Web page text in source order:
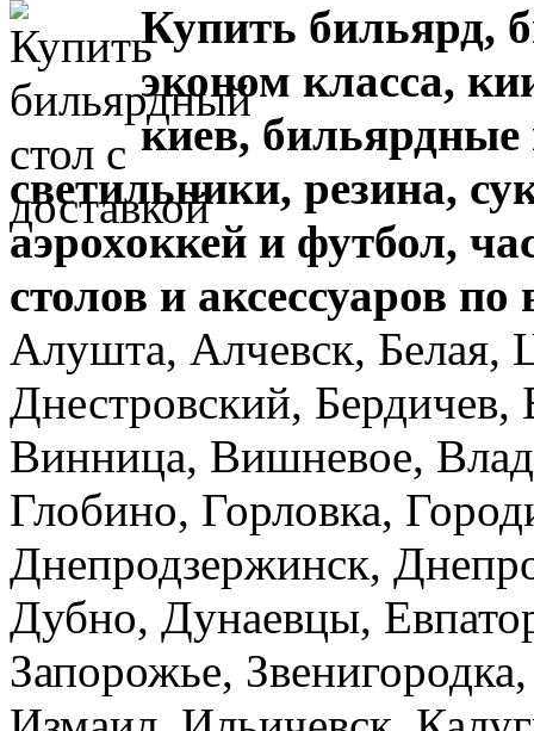
Купить бильярд,
эконом класса,
киев, бильярдные
светильники, резина,
аэрохоккей и футбол,
столов и аксессуаров
Алушта, Алчевск, Белая,
Днестровский,
Винница, Вишневое,
Глобино, Горловка,
Днепродзержинск,
Дубно, Дунаевцы,
Запорожье,